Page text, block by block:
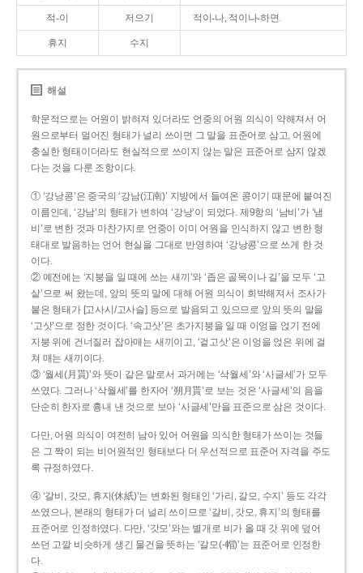
적-이 저으기 적이-나, 적이나-하면.
휴지 수지
해설
학문적으로는 어원이 밝혀져 있더라도 언중의 어원 의식이 약해져서 어
원으로부터 멀어진 형태가 널리 쓰이면 그 말을 표준어로 삼고, 어원에
충실한 형태이더라도 현실적으로 쓰이지 않는 말은 표준어로 삼지 않겠
다는 것을 다룬 조항이다.
① ‘강낭콩’은 중국의 ‘강남(江南)’ 지방에서 들여온 콩이기 때문에 붙여진
이름인데, ‘강남’의 형태가 변하여 ‘강낭’이 되었다. 제9항의 ‘남비’가 ‘냄
비’로 변한 것과 마찬가지로 언중이 이미 어원을 인식하지 않고 변한 형
태대로 발음하는 언어 현실을 그대로 반영하여 ‘강낭콩’으로 쓰게 한 것
이다.
② 예전에는 ‘지붕을 일 때에 쓰는 새끼’와 ‘좁은 골목이나 길’을 모두 ‘고
샅’으로 써 왔는데, 앞의 뜻의 말에 대해 어원 의식이 희박해져서 조사가
붙은 형태가 [고사시/고사슬] 등으로 발음되고 있으므로 앞의 뜻의 말을
‘고삿’으로 정한 것이다. ‘속고삿’은 초가지붕을 일 때 이엉을 얹기 전에
지붕 위에 건너질러 잡아매는 새끼이고, ‘겉고삿’은 이엉을 얹은 위에 걸
쳐 매는 새끼이다.
③ ‘월세(月貰)’와 뜻이 같은 말로서 과거에는 ‘삭월세’와 ‘사글세’가 모두
쓰였다. 그러나 ‘삭월세’를 한자어 ‘朔月貰’로 보는 것은 ‘사글세’의 음을
단순히 한자로 흉내 낸 것으로 보아 ‘사글세’만을 표준으로 삼은 것이다.
다만, 어원 의식이 여전히 남아 있어 어원을 의식한 형태가 쓰이는 것들
은 그 짝이 되는 비어원적인 형태보다 더 우선적으로 표준어 자격을 주도
록 규정하였다.
④ ‘갈비, 갓모, 휴지(休紙)’는 변화된 형태인 ‘가리, 갈모, 수지’ 등도 각각
쓰였으나, 본래의 형태가 더 널리 쓰이므로 ‘갈비, 갓모, 휴지’의 형태를
표준어로 인정하였다. 다만, ‘갓모’와는 별개로 비가 올 때 갓 위에 덮어
쓰던 고깔 비슷하게 생긴 물건을 뜻하는 ‘갈모(-帽)’는 표준어로 인정한
다.